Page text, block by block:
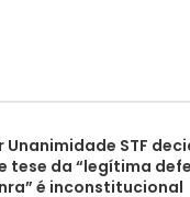
Unanimidade STF
tese da “legítima
é inconstitucional